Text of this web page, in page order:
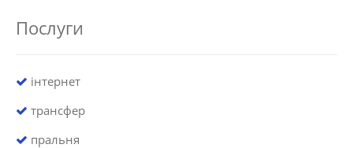
Послуги
інтернет
трансфер
пральня